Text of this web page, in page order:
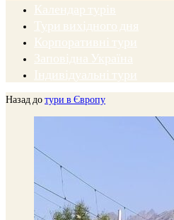
Календар турів
Тури вихідного дня
Корпоративні тури
Заповідна Україна
Індивідуальні тури
Назад дотури в Європу